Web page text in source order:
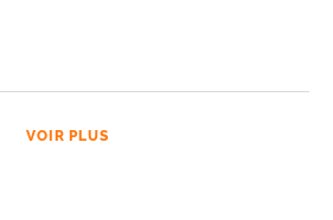
VOIR PLUS